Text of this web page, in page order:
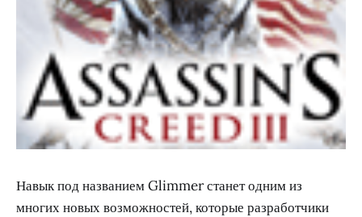
Навык под названием Glimmer станет одним из
многих новых возможностей, которые разработчики